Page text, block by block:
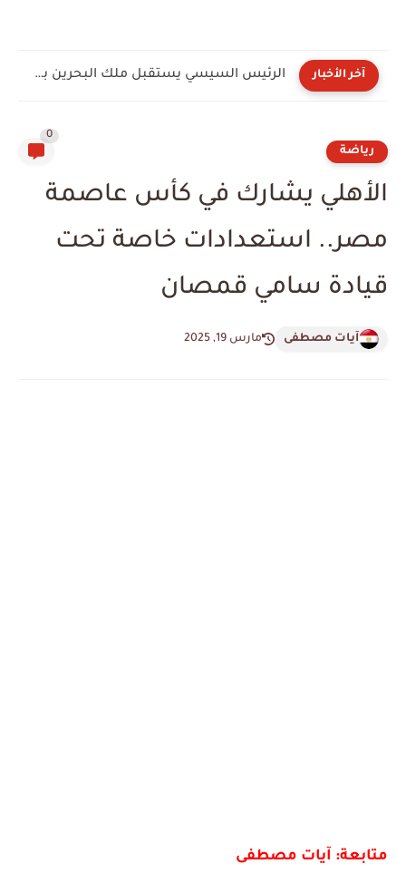
آخر الأخبار الرئيس السيسي يستقبل ملك البحرين بمطار العلمين ويبحثان تعزيز التعاون...
رياضة
0
الأهلي يشارك في كأس عاصمة
مصر.. استعدادات خاصة تحت
قيادة سامي قمصان
آيات مصطفى مارس 19, 2025
متابعة: آيات مصطفى